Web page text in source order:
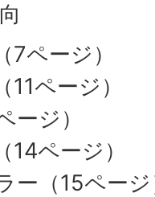
7ページ）
11ページ）
ージ）
14ページ）
ー（15ペー